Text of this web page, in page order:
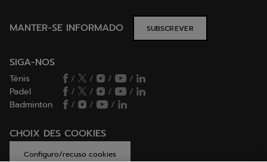
MANTER-SE INFORMADO SUBSCREVER
SIGA-NOS
Ténis / / /
/
Padel
/ / /
/
Badminton
/ / /
CHOIX DES COOKIES
Configuro/recuso cookies